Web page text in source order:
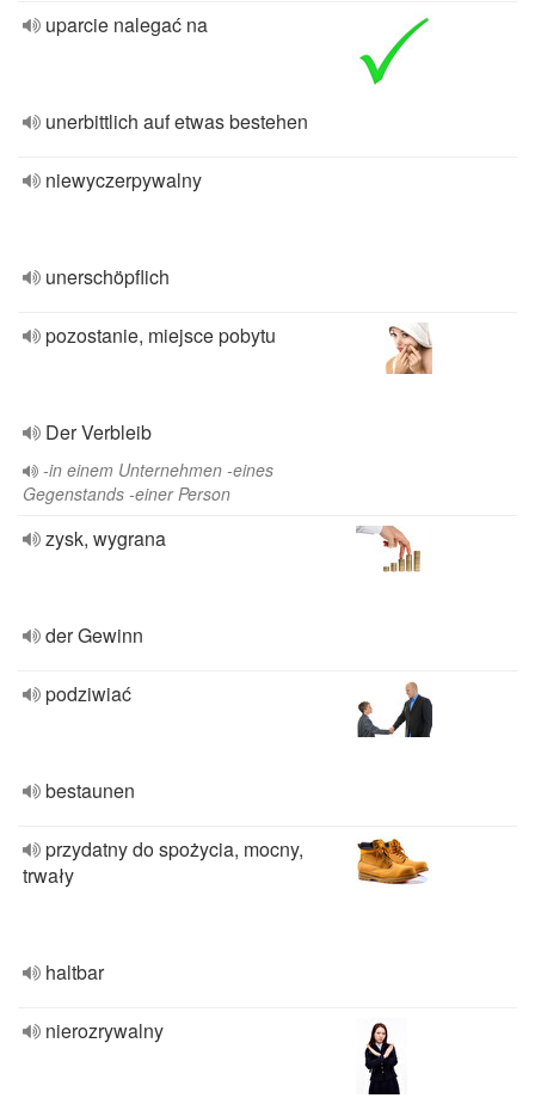
uparcie nalegać na
unerbittlich auf etwas bestehen
niewyczerpywalny
unerschöpflich
pozostanie, miejsce pobytu
Der Verbleib
-in einem Unternehmen -eines
Gegenstands -einer Person
zysk, wygrana
der Gewinn
podziwiać
bestaunen
przydatny do spożycia, mocny,
trwały
haltbar
nierozrywalny